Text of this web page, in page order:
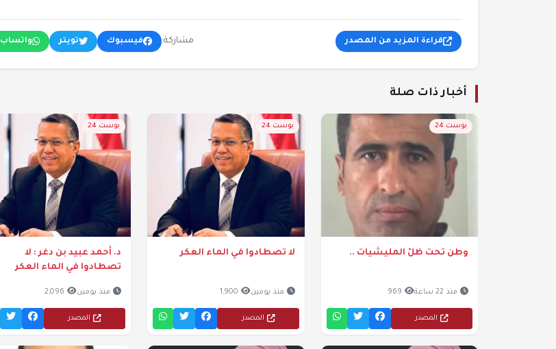
قراءة المزيد من المصدر مشاركة: فيسبوك تويتر واتساب
أخبار ذات صلة
بوست 24
وطن تحت ظلّ المليشيات ..
منذ 22 ساعة 969
المصدر
بوست 24
لا تصطادوا في الماء العكر
منذ يومين 1,900
المصدر
بوست 24
د. أحمد عبيد بن دغر : لا
تصطادوا في الماء العكر
منذ يومين 2,096
المصدر